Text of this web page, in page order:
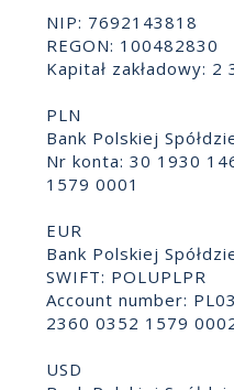
NIP: 7692143818
REGON: 100482830
Kapitał zakładowy: 2
PLN
Bank Polskiej
Nr konta: 30 1930
1579 0001
EUR
Bank Polskiej
SWIFT: POLUPLPR
Account number:
2360 0352 1579
USD